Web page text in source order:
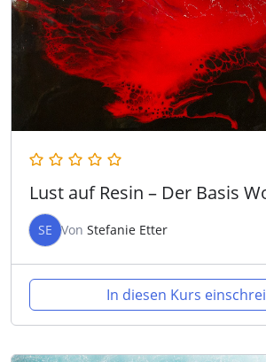
Lust auf Resin – Der Basis
SE Von Stefanie Etter
In diesen Kurs